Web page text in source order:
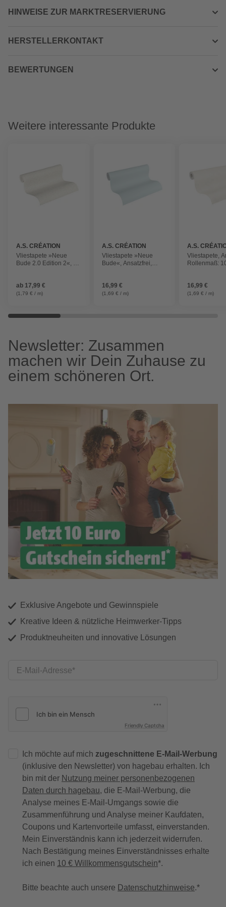
HINWEISE ZUR MARKTRESERVIERUNG
HERSTELLERKONTAKT
BEWERTUNGEN
Weitere interessante Produkte
A.S. CRÉATION
Vliestapete »Neue
Bude 2.0 Edition 2«, 1
ab 17,99 €
(1,79 € / m)
A.S. CRÉATION
Vliestapete »Neue
Bude«, Ansatzfrei,
16,99 €
(1,69 € / m)
A.S.
Vliestapete,
Rollenmaß:
16,99 €
(1,69 € / m)
Newsletter: Zusammen
machen wir Dein Zuhause zu
einem schöneren Ort.
Exklusive Angebote und Gewinnspiele
Kreative Ideen & nützliche Heimwerker-Tipps
Produktneuheiten und innovative Lösungen
E-Mail-Adresse
Friendly Captcha
Ich möchte auf mich zugeschnittene E-Mail-Werbung
(inklusive den Newsletter) von hagebau erhalten. Ich
bin mit der Nutzung meiner personenbezogenen
Daten durch hagebau, die E-Mail-Werbung, die
Analyse meines E-Mail-Umgangs sowie die
Zusammenführung und Analyse meiner Kaufdaten,
Coupons und Kartenvorteile umfasst, einverstanden.
Mein Einverständnis kann ich jederzeit widerrufen.
Nach Bestätigung meines Einverständnisses erhalte
ich einen 10 € Willkommensgutschein*.
Bitte beachte auch unsere Datenschutzhinweise.